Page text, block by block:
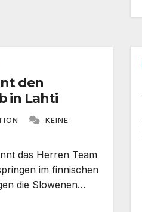
den
in Lahti
KEINE
das Herren Team
im finnischen
die Slowenen…